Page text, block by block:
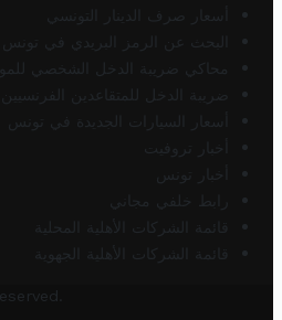
أسعار صرف الدينار التونسي
البحث عن الرمز البريدي في تونس
محاكي ضريبة الدخل الشخصي
ضريبة الدخل للمتقاعدين
أسعار السيارات الجديدة في تونس
أخبار تروفيت
أخبار تونس
رابط خلفي مجاني
قائمة الشركات الأهلية المحلية
قائمة الشركات الأهلية الجهوية